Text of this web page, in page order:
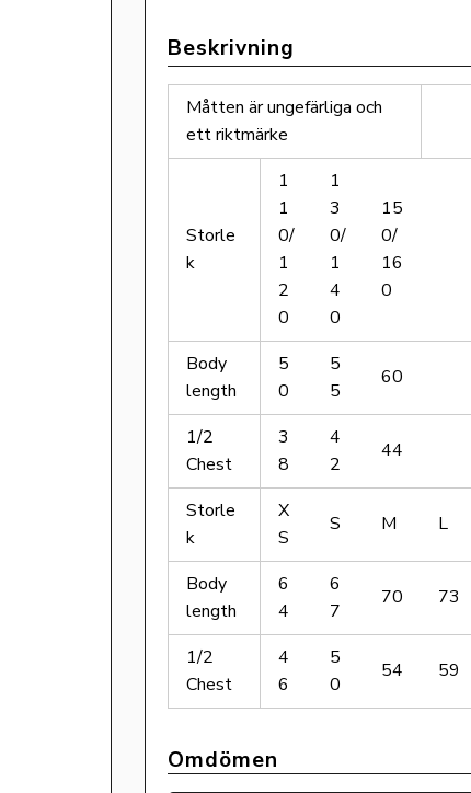
Måtten är ungefärliga och
ett riktmärke
Storle
k
1
1
0/
1
2
0
1
3
0/
1
4
0
15
0/
16
0
Body
length
5
0
5
5
60
1/2
Chest
3
8
4
2
44
Storle
k
X
S
S M L
Body
length
6
4
6
7
70 73
1/2
Chest
4
6
5
0
54 59
Omdömen